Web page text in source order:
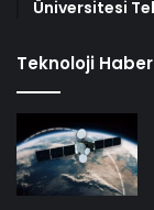
Üniversitesi
Teknoloji